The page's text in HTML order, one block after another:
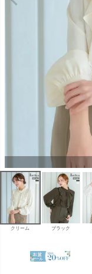
クリーム ブラック